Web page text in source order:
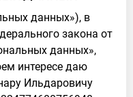
данных»), в
закона от
данных»,
интересе даю
Ильдаровичу